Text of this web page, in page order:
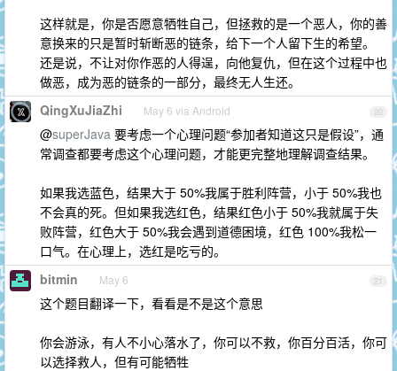
这样就是，你是否愿意牺牲自己，但拯救的是一个恶人，你的善
意换来的只是暂时斩断恶的链条，给下一个人留下生的希望。
还是说，不让对你作恶的人得逞，向他复仇，但在这个过程中也
做恶，成为恶的链条的一部分，最终无人生还。
20
QingXuJiaZhi May 6 via Android
@superJava 要考虑一个心理问题“参加者知道这只是假设”，通
常调查都要考虑这个心理问题，才能更完整地理解调查结果。
如果我选蓝色，结果大于 50%我属于胜利阵营，小于 50%我也
不会真的死。但如果我选红色，结果红色小于 50%我就属于失
败阵营，红色大于 50%我会遇到道德困境，红色 100%我松一
口气。在心理上，选红是吃亏的。
21
bitmin May 6
这个题目翻译一下，看看是不是这个意思
你会游泳，有人不小心落水了，你可以不救，你百分百活，你可
以选择救人，但有可能牺牲